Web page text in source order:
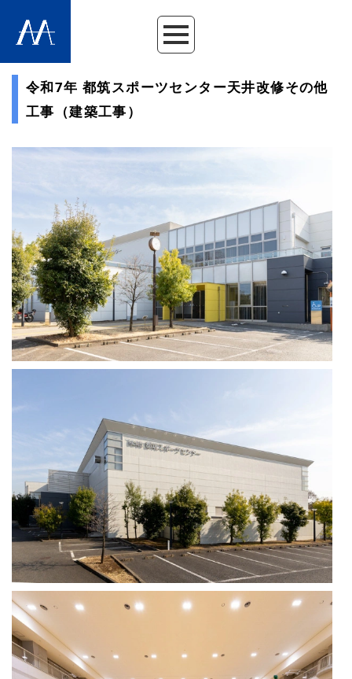
令和7年 都筑スポーツセンター天井改修その他
工事（建築工事）